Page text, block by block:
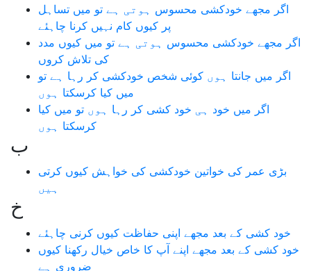
اگر مجھے خودکشی محسوس ہوتی ہے تو میں تساہل
پر کیوں کام نہیں کرنا چاہئے
اگر مجھے خودکشی محسوس ہوتی ہے تو میں کیوں مدد
کی تلاش کروں
اگر میں جانتا ہوں کوئی شخص خودکشی کر رہا ہے تو
میں کیا کرسکتا ہوں
اگر میں خود ہی خود کشی کر رہا ہوں تو میں کیا
کرسکتا ہوں
ب
بڑی عمر کی خواتین خودکشی کی خواہش کیوں کرتی
ہیں
خ
خود کشی کے بعد مجھے اپنی حفاظت کیوں کرنی چاہئے
خود کشی کے بعد مجھے اپنے آپ کا خاص خیال رکھنا کیوں
ضروری ہے